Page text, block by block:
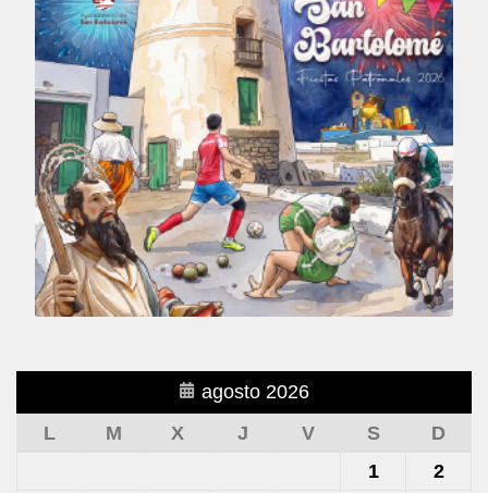
agosto 2026
L
M X J V S
D
1
2